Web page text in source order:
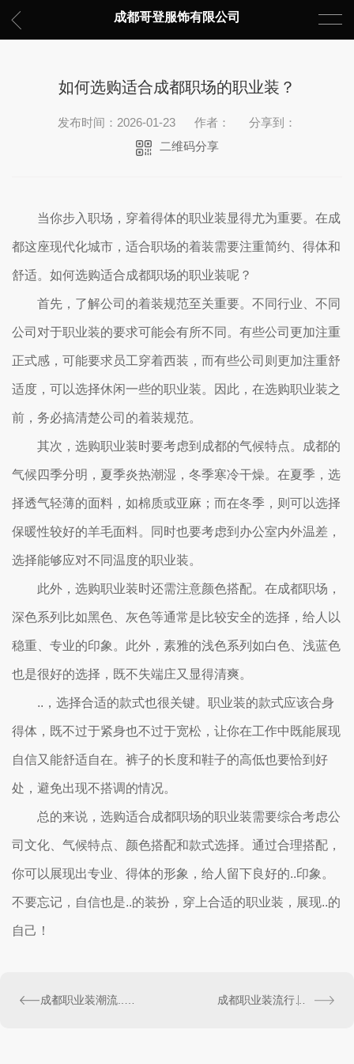
成都哥登服饰有限公司
如何选购适合成都职场的职业装？
发布时间：2026-01-23 作者：
分享到：
二维码分享
当你步入职场，穿着得体的职业装显得尤为重要。在成
都这座现代化城市，适合职场的着装需要注重简约、得体和
舒适。如何选购适合成都职场的职业装呢？
首先，了解公司的着装规范至关重要。不同行业、不同
公司对于职业装的要求可能会有所不同。有些公司更加注重
正式感，可能要求员工穿着西装，而有些公司则更加注重舒
适度，可以选择休闲一些的职业装。因此，在选购职业装之
前，务必搞清楚公司的着装规范。
其次，选购职业装时要考虑到成都的气候特点。成都的
气候四季分明，夏季炎热潮湿，冬季寒冷干燥。在夏季，选
择透气轻薄的面料，如棉质或亚麻；而在冬季，则可以选择
保暖性较好的羊毛面料。同时也要考虑到办公室内外温差，
选择能够应对不同温度的职业装。
此外，选购职业装时还需注意颜色搭配。在成都职场，
深色系列比如黑色、灰色等通常是比较安全的选择，给人以
稳重、专业的印象。此外，素雅的浅色系列如白色、浅蓝色
也是很好的选择，既不失端庄又显得清爽。
..，选择合适的款式也很关键。职业装的款式应该合身
得体，既不过于紧身也不过于宽松，让你在工作中既能展现
自信又能舒适自在。裤子的长度和鞋子的高低也要恰到好
处，避免出现不搭调的情况。
总的来说，选购适合成都职场的职业装需要综合考虑公
司文化、气候特点、颜色搭配和款式选择。通过合理搭配，
你可以展现出专业、得体的形象，给人留下良好的..印象。
不要忘记，自信也是..的装扮，穿上合适的职业装，展现..的
自己！